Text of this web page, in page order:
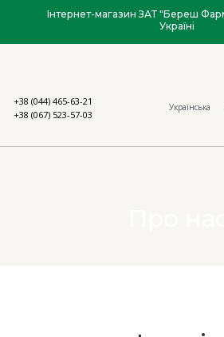
Інтернет-магазин ЗАТ "Береш
Україні
+38 (044) 465-63-21
+38 (067) 523-57-03
Українська